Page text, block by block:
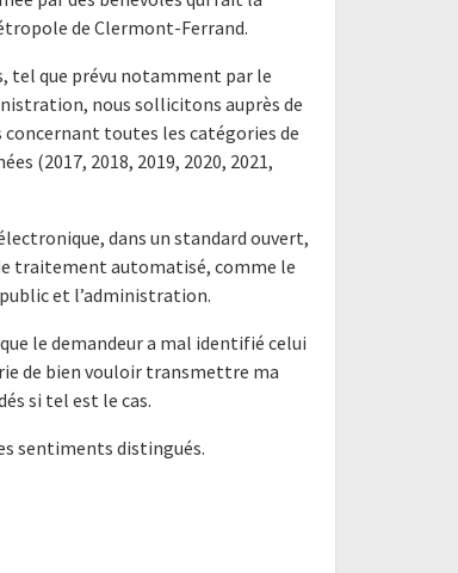
de Clermont-Ferrand.
tel que prévu notamment par le
nous sollicitons auprès de
toutes les catégories de
(2017, 2018, 2019, 2020, 2021,
dans un standard ouvert,
traitement automatisé, comme le
et l’administration.
le demandeur a mal identifié celui
de bien vouloir transmettre ma
si tel est le cas.
sentiments distingués.